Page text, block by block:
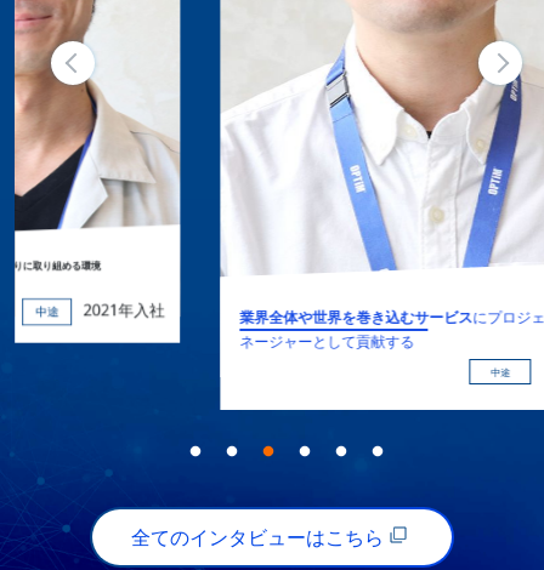
業界全体や世界を巻き込むサービスにプロジェクトマ
ネージャーとして貢献する
全てのインタビューはこちら